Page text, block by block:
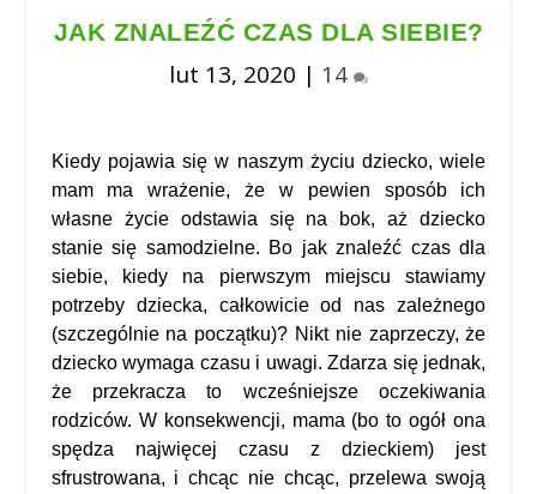
JAK ZNALEŹĆ CZAS DLA SIEBIE?
lut 13, 2020 | 14
Kiedy pojawia się w naszym życiu dziecko, wiele
mam ma wrażenie, że w pewien sposób ich
własne życie odstawia się na bok, aż dziecko
stanie się samodzielne. Bo jak znaleźć czas dla
siebie, kiedy na pierwszym miejscu stawiamy
potrzeby dziecka, całkowicie od nas zależnego
(szczególnie na początku)? Nikt nie zaprzeczy, że
dziecko wymaga czasu i uwagi. Zdarza się jednak,
że przekracza to wcześniejsze oczekiwania
rodziców. W konsekwencji, mama (bo to ogół ona
spędza najwięcej czasu z dzieckiem) jest
sfrustrowana, i chcąc nie chcąc, przelewa swoją